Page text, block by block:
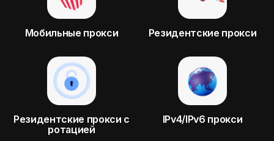
Мобильные прокси Резидентские прокси
Резидентские прокси с
ротацией
IPv4/IPv6 прокси